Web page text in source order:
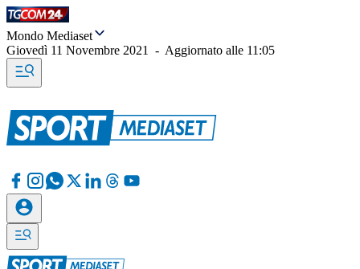
Mondo Mediaset
Giovedì 11 Novembre 2021
- Aggiornato alle 11:05